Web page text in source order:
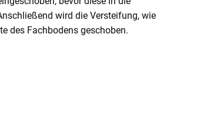
wird die Versteifung, wie
des Fachbodens geschoben.